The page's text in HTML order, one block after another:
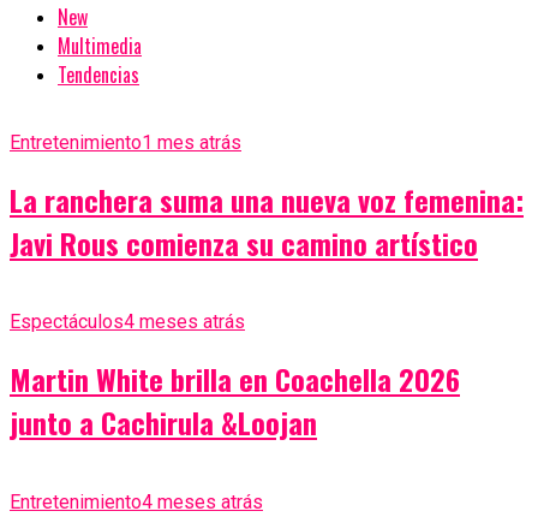
New
Multimedia
Tendencias
Entretenimiento1 mes atrás
La ranchera suma una nueva voz femenina:
Javi Rous comienza su camino artístico
Espectáculos4 meses atrás
Martin White brilla en Coachella 2026
junto a Cachirula &Loojan
Entretenimiento4 meses atrás